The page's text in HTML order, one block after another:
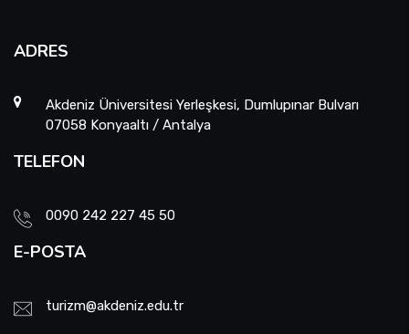
ADRES
Akdeniz Üniversitesi Yerleşkesi, Dumlupınar Bulvarı
07058 Konyaaltı / Antalya
TELEFON
0090 242 227 45 50
E-POSTA
turizm@akdeniz.edu.tr